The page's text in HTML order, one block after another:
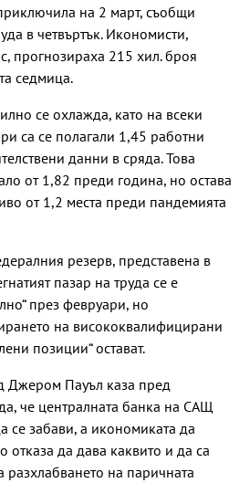
на 2 март, съобщи
в четвъртък. Икономисти,
прогнозираха 215 хил. броя
седмица.
се охлажда, като на всеки
са се полагали 1,45 работни
данни в сряда. Това
от 1,82 преди година, но остава
от 1,2 места преди пандемията
резерв, представена в
пазар на труда се е
през февруари, но
на висококвалифицирани
позиции“ остават.
Джером Пауъл каза пред
че централната банка на САЩ
се забави, а икономиката да
отказа да дава каквито и да са
разхлабването на паричната